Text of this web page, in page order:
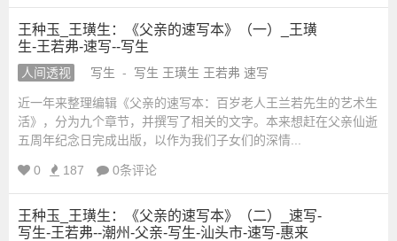
网
站
教
合
网-
国
王种玉_王璜生：《父亲的速写本》（一）_王璜
生-王若弗-速写--写生
人间透视 写生 - 写生 王璜生 王若弗 速写
近一年来整理编辑《父亲的速写本：百岁老人王兰若先生的艺术生
活》，分为九个章节，并撰写了相关的文字。本来想赶在父亲仙逝
五周年纪念日完成出版，以作为我们子女们的深情...
0 187 0条评论
王种玉_王璜生：《父亲的速写本》（二）_速写-
写生-王若弗--潮州-父亲-写生-汕头市-速写-惠来